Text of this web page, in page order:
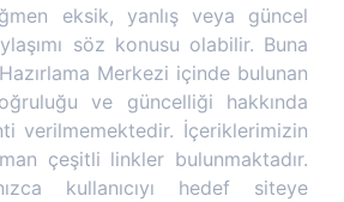
eksik, yanlış veya güncel
söz konusu olabilir. Buna
Merkezi içinde bulunan
ve güncelliği hakkında
verilmemektedir. İçeriklerimizin
çeşitli linkler bulunmaktadır.
kullanıcıyı hedef siteye